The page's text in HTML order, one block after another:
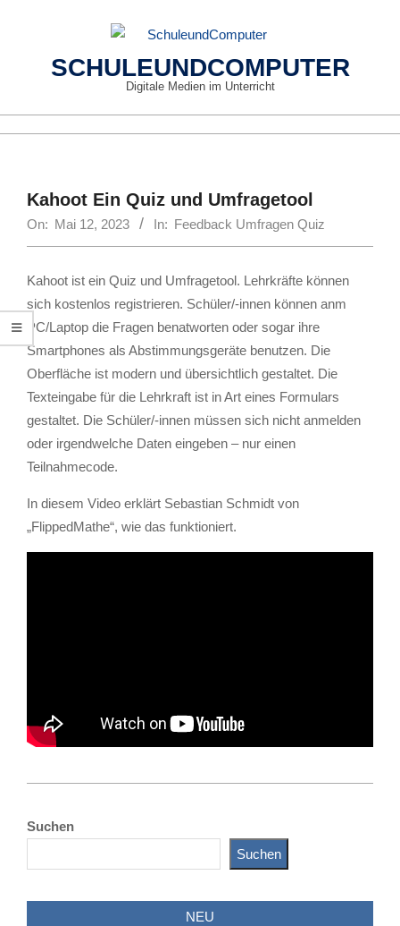
SCHULEUNDCOMPUTER
Digitale Medien im Unterricht
MenuKahoot Ein Quiz und Umfragetool
On: Mai 12, 2023 In: Feedback Umfragen Quiz
Kahoot ist ein Quiz und Umfragetool. Lehrkräfte können
sich kostenlos registrieren. Schüler/-innen können anm
PC/Laptop die Fragen benatworten oder sogar ihre
Smartphones als Abstimmungsgeräte benutzen. Die
Oberfläche ist modern und übersichtlich gestaltet. Die
Texteingabe für die Lehrkraft ist in Art eines Formulars
gestaltet. Die Schüler/-innen müssen sich nicht anmelden
oder irgendwelche Daten eingeben – nur einen
Teilnahmecode.
In diesem Video erklärt Sebastian Schmidt von
„FlippedMathe“, wie das funktioniert.
12
Suchen
Suchen
NEU